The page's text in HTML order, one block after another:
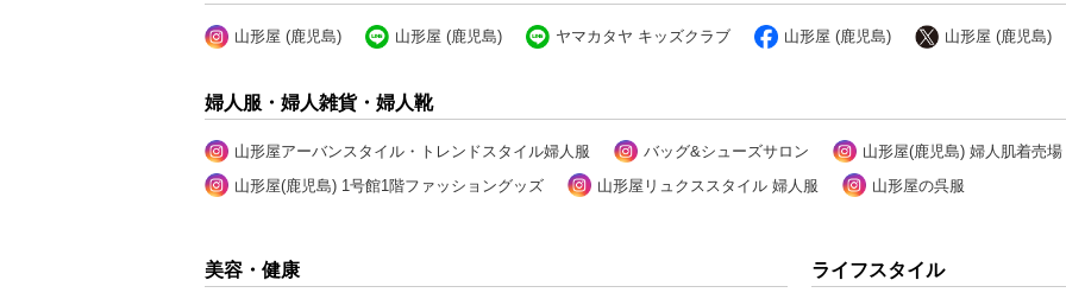
山形屋 (鹿児島) 山形屋 (鹿児島) ヤマカタヤ キッズクラブ 山形屋 (鹿児島) 山形屋 (鹿児島)
婦人服・婦人雑貨・婦人靴
山形屋アーバンスタイル・トレンドスタイル婦人服 バッグ&シューズサロン
山形屋(鹿児島) 婦人肌着売場
山形屋(鹿児島) 1号館1階ファッショングッズ
山形屋リュクススタイル 婦人服 山形屋の呉服
美容・健康 ライフスタイル